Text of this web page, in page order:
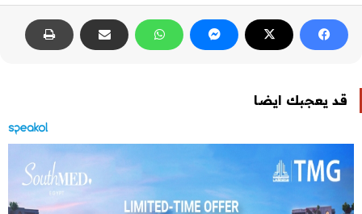
قد يعجبك ايضا